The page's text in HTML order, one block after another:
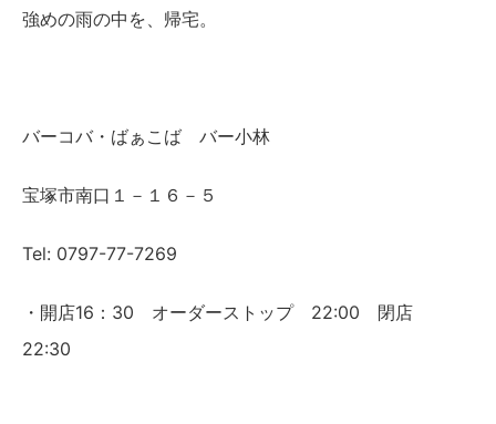
強めの雨の中を、帰宅。
バーコバ・ばぁこば バー小林
宝塚市南口１－１６－５
Tel: 0797-77-7269
・開店16：30 オーダーストップ 22:00 閉店
22:30